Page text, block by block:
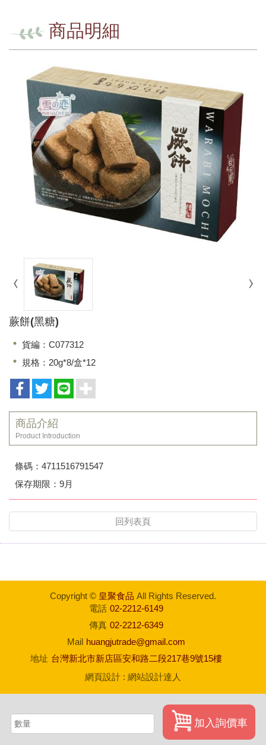
商品明細
蕨餅(黑糖)
貨編：C077312
規格：20g*8/盒*12
加入詢價車
商品介紹
Product Introduction
條碼：4711516791547
保存期限：9月
回列表頁
Copyright © 皇聚食品 All Rights Reserved.
電話 02-2212-6149
傳真 02-2212-6349
Mail huangjutrade@gmail.com
地址 台灣新北市新店區安和路二段217巷9號15樓
網頁設計 : 網站設計達人